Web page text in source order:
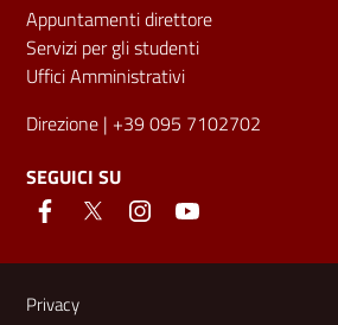
Appuntamenti direttore
Servizi per gli studenti
Uffici Amministrativi
Direzione | +39 095 7102702
SEGUICI SU
Link e informazioni utili
Privacy